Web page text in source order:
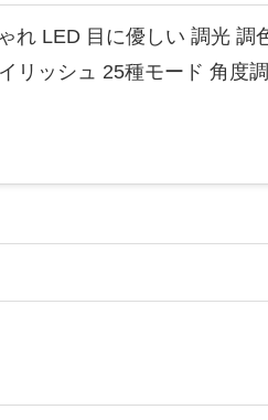
れ LED 目に優しい 調光
リッシュ 25種モード 角度